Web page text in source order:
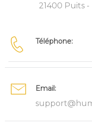
21400 Puits -
Téléphone:
Email: